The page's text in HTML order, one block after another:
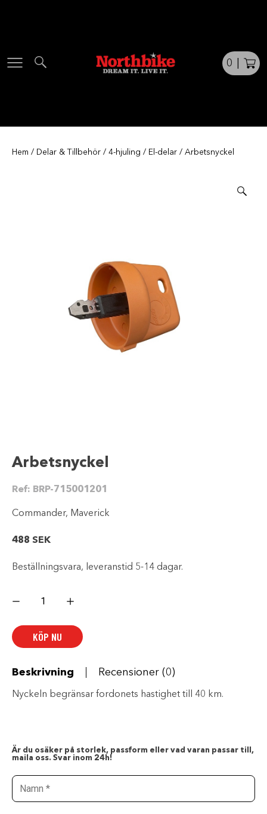
0
Hem / Delar & Tillbehör / 4-hjuling / El-delar / Arbetsnyckel
Arbetsnyckel
Ref: BRP-715001201
Commander, Maverick
488 SEK
Beställningsvara, leveranstid 5-14 dagar.
mängd
KÖP NU
Beskrivning Recensioner (0)
Nyckeln begränsar fordonets hastighet till 40 km.
Är du osäker på storlek, passform eller vad varan passar till,
maila oss. Svar inom 24h!